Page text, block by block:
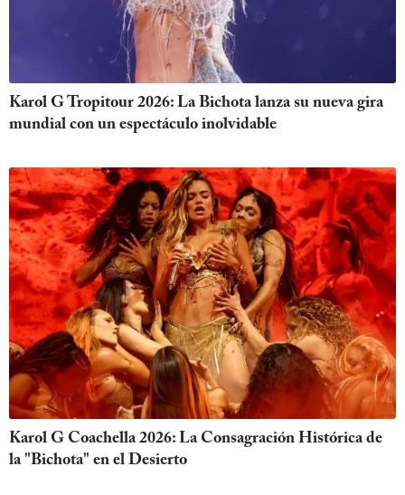
Karol G Tropitour 2026: La Bichota lanza su nueva gira
mundial con un espectáculo inolvidable
Karol G Coachella 2026: La Consagración Histórica de
la "Bichota" en el Desierto